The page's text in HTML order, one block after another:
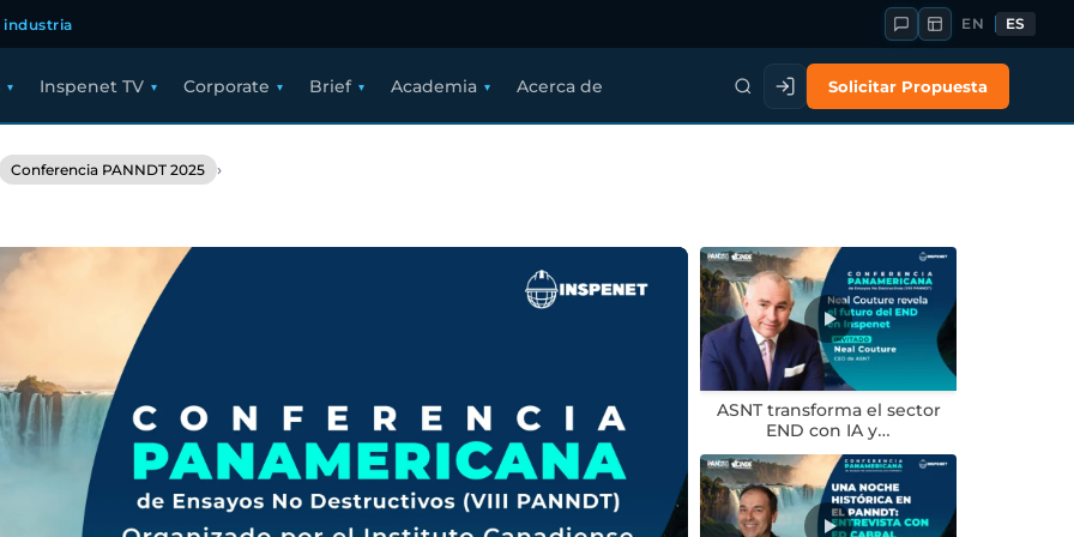
industria EN ES
Inspenet TV Corporate Brief Academia Acerca de Solicitar Propuesta
Conferencia PANNDT 2025 ›
ASNT transforma el sector
END con IA y…